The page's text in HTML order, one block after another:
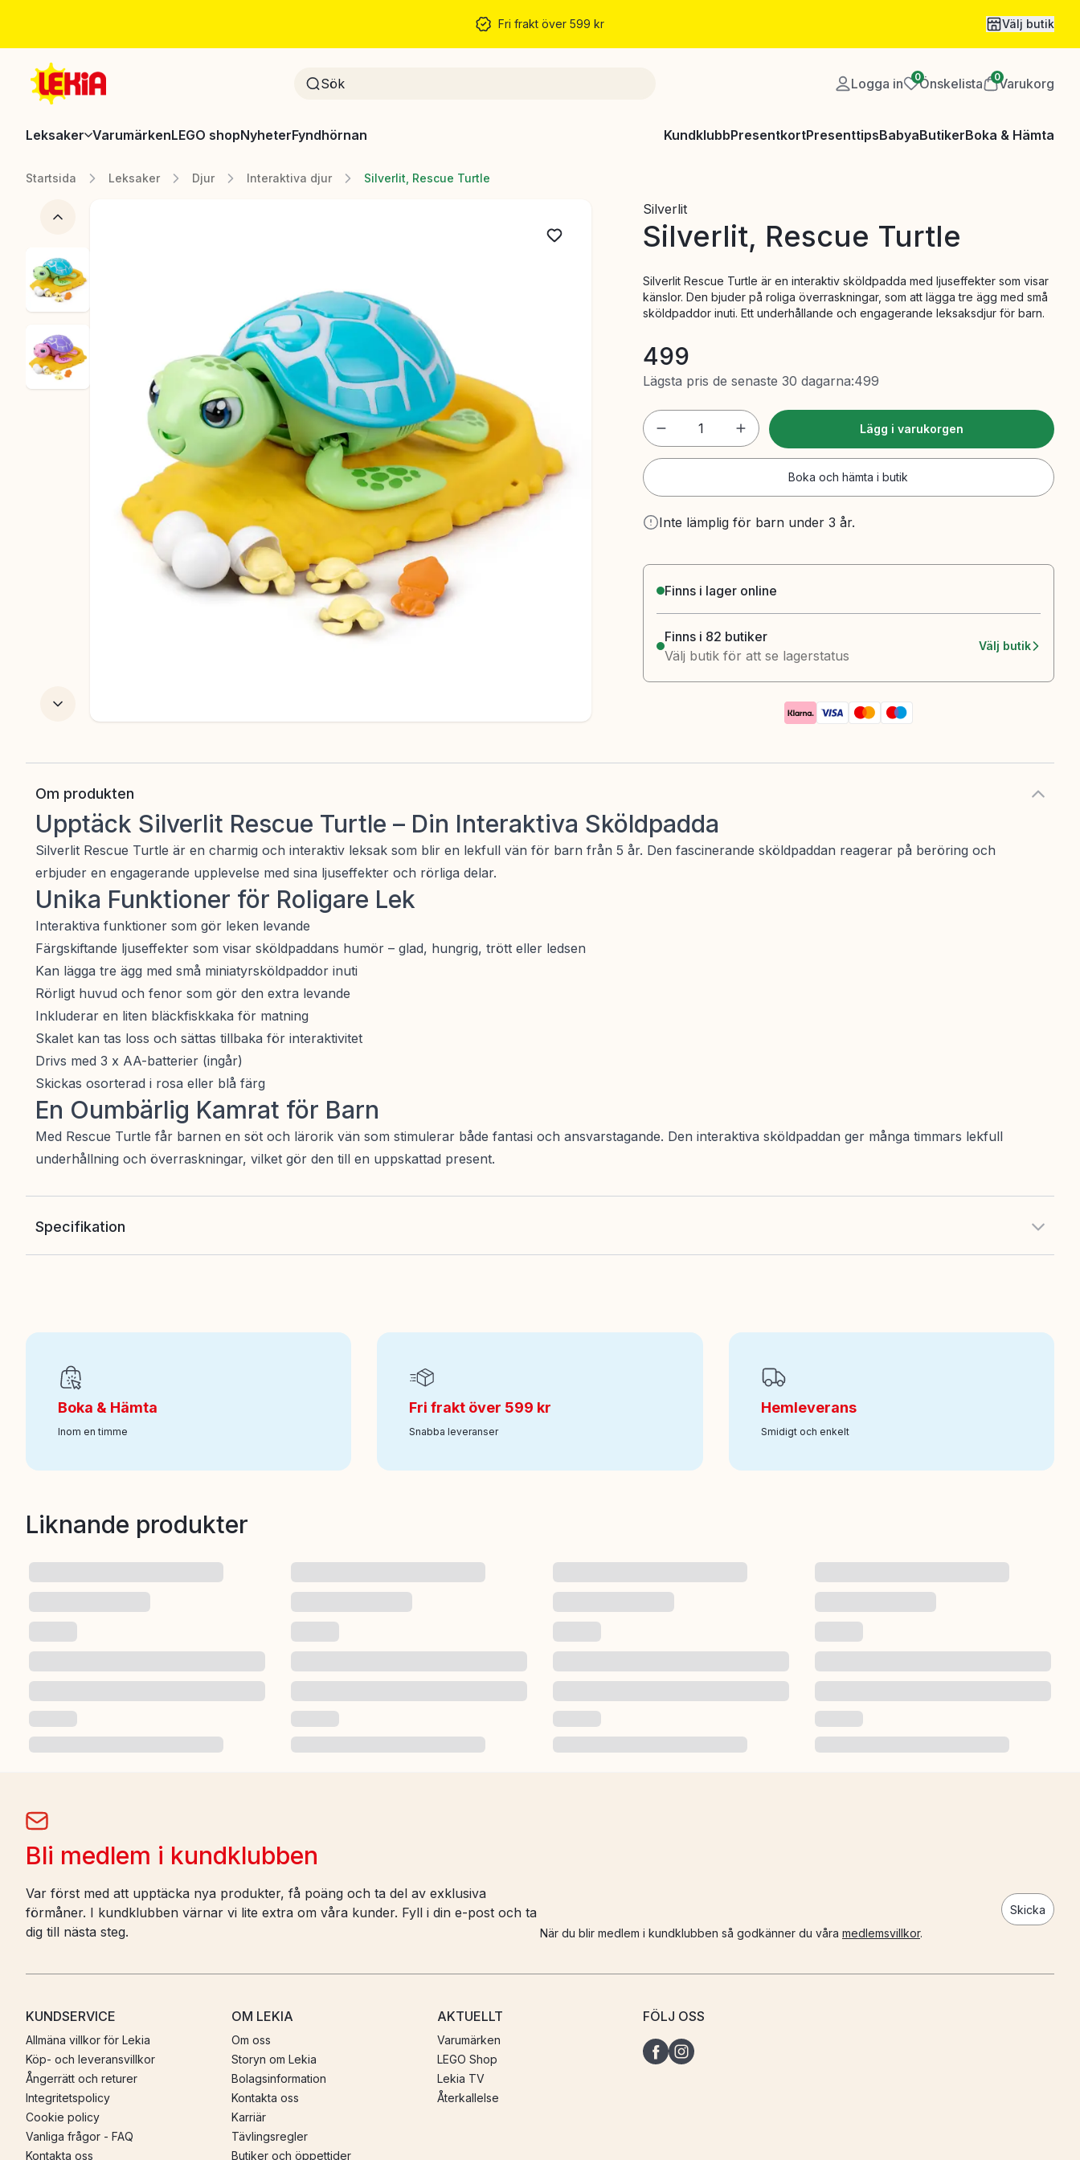
Fri frakt över 599 kr Välj butik
Logga in 0Önskelista 0Varukorg
Leksaker VarumärkenLEGO shopNyheterFyndhörnan KundklubbPresentkortPresenttipsBabyaButikerBoka & Hämta
Startsida Leksaker Djur Interaktiva djur Silverlit, Rescue Turtle
Silverlit
Silverlit, Rescue Turtle
Silverlit Rescue Turtle är en interaktiv sköldpadda med ljuseffekter som visar
känslor. Den bjuder på roliga överraskningar, som att lägga tre ägg med små
sköldpaddor inuti. Ett underhållande och engagerande leksaksdjur för barn.
499
Lägsta pris de senaste 30 dagarna:499
1 Lägg i varukorgen
Boka och hämta i butik
Inte lämplig för barn under 3 år.
Finns i lager online
Finns i 82 butiker
Välj butik för att se lagerstatus
Välj butik
Om produkten
Upptäck Silverlit Rescue Turtle – Din Interaktiva Sköldpadda
Silverlit Rescue Turtle är en charmig och interaktiv leksak som blir en lekfull vän för barn från 5 år. Den fascinerande sköldpaddan reagerar på beröring och
erbjuder en engagerande upplevelse med sina ljuseffekter och rörliga delar.
Unika Funktioner för Roligare Lek
Interaktiva funktioner som gör leken levande
Färgskiftande ljuseffekter som visar sköldpaddans humör – glad, hungrig, trött eller ledsen
Kan lägga tre ägg med små miniatyrsköldpaddor inuti
Rörligt huvud och fenor som gör den extra levande
Inkluderar en liten bläckfiskkaka för matning
Skalet kan tas loss och sättas tillbaka för interaktivitet
Drivs med 3 x AA-batterier (ingår)
Skickas osorterad i rosa eller blå färg
En Oumbärlig Kamrat för Barn
Med Rescue Turtle får barnen en söt och lärorik vän som stimulerar både fantasi och ansvarstagande. Den interaktiva sköldpaddan ger många timmars lekfull
underhållning och överraskningar, vilket gör den till en uppskattad present.
Specifikation
Art nr:100-184010590
Boka & Hämta
Inom en timme
Fri frakt över 599 kr
Snabba leveranser
Hemleverans
Smidigt och enkelt
Liknande produkter
Bli medlem i kundklubben
Var först med att upptäcka nya produkter, få poäng och ta del av exklusiva
förmåner. I kundklubben värnar vi lite extra om våra kunder. Fyll i din e-post och ta
dig till nästa steg.
Skicka
När du blir medlem i kundklubben så godkänner du våra medlemsvillkor.
KUNDSERVICE
Allmäna villkor för Lekia
Köp- och leveransvillkor
Ångerrätt och returer
Integritetspolicy
Cookie policy
Vanliga frågor - FAQ
Kontakta oss
OM LEKIA
Om oss
Storyn om Lekia
Bolagsinformation
Kontakta oss
Karriär
Tävlingsregler
Butiker och öppettider
AKTUELLT
Varumärken
LEGO Shop
Lekia TV
Återkallelse
FÖLJ OSS